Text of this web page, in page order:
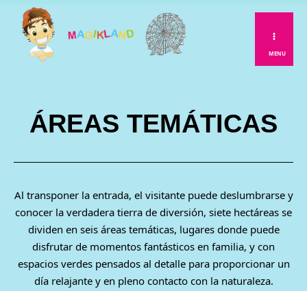
contenido
MENU
ÁREAS TEMÁTICAS
Al transponer la entrada, el visitante puede deslumbrarse y
conocer la verdadera tierra de diversión, siete hectáreas se
dividen en seis áreas temáticas, lugares donde puede
disfrutar de momentos fantásticos en familia, y con
espacios verdes pensados al detalle para proporcionar un
día relajante y en pleno contacto con la naturaleza.